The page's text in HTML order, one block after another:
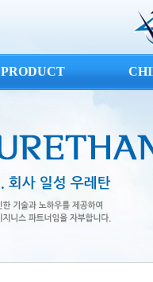
PRODUCT